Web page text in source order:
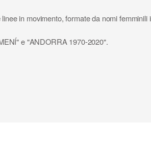
in movimento, formate da nomi
e "ANDORRA 1970-2020".